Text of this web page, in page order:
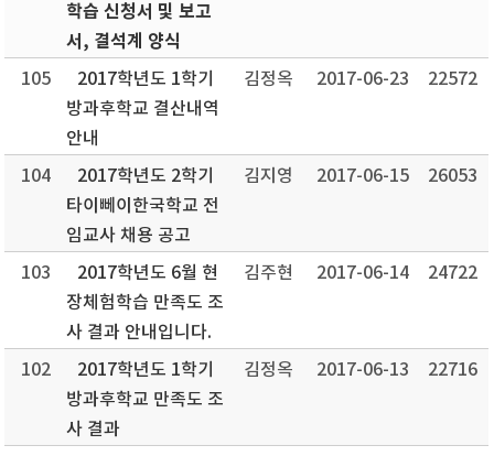
학습 신청서 및 보고
서, 결석계 양식
105
2017학년도 1학기
방과후학교 결산내역
안내
김정옥 2017-06-23 22572
104
2017학년도 2학기
타이뻬이한국학교 전
임교사 채용 공고
김지영 2017-06-15 26053
103
2017학년도 6월 현
장체험학습 만족도 조
사 결과 안내입니다.
김주현 2017-06-14 24722
102
2017학년도 1학기
방과후학교 만족도 조
사 결과
김정옥 2017-06-13 22716